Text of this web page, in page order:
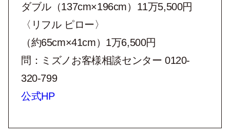
ダブル（137cm×196cm）11万5,500円
〈リフル ピロー〉
（約65cm×41cm）1万6,500円
問：ミズノお客様相談センター 0120-
320-799
公式HP